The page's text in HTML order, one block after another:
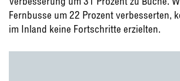
Fernbusse um 22 Prozent verbesserten,
im Inland keine Fortschritte erzielten.